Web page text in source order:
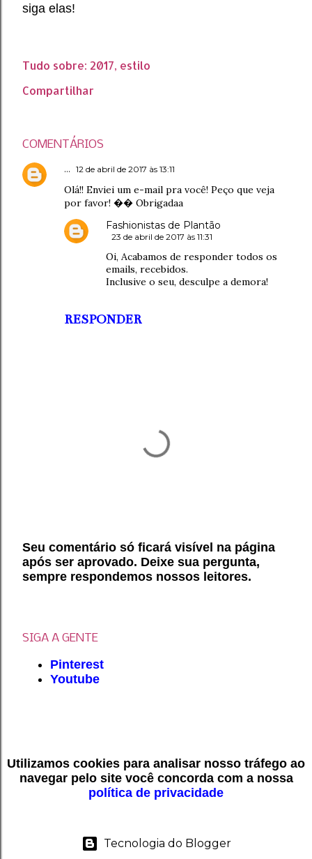
siga elas!
Tudo sobre: 2017 estilo
Compartilhar
COMENTÁRIOS
... 12 de abril de 2017 às 13:11
Olá!! Enviei um e-mail pra você! Peço que veja
por favor! �� Obrigadaa
RESPONDER
Fashionistas de Plantão
23 de abril de 2017 às 11:31
Oi, Acabamos de responder todos os
emails, recebidos.
Inclusive o seu, desculpe a demora!
P
o
r
á
r
Seu comentário só ficará visível na página
após ser aprovado. Deixe sua pergunta,
sempre respondemos nossos leitores.
SIGA A GENTE
Pinterest
Youtube
Utilizamos cookies para analisar nosso tráfego ao
navegar pelo site você concorda com a nossa
política de privacidade
Tecnologia do Blogger